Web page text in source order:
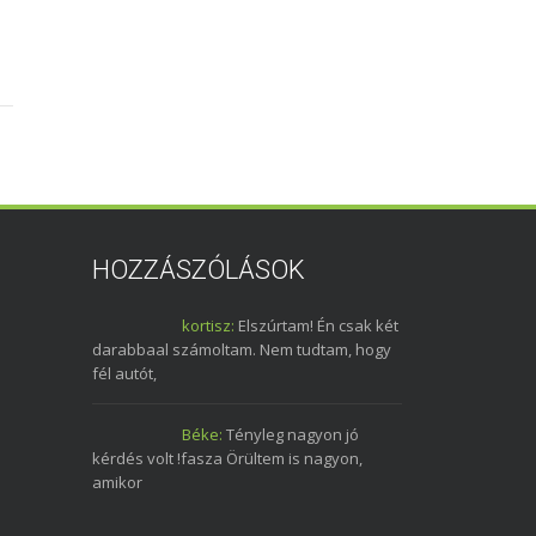
HOZZÁSZÓLÁSOK
kortisz: Elszúrtam! Én csak két
darabbaal számoltam. Nem tudtam, hogy
fél autót,
Béke: Tényleg nagyon jó
kérdés volt !fasza Örültem is nagyon,
amikor